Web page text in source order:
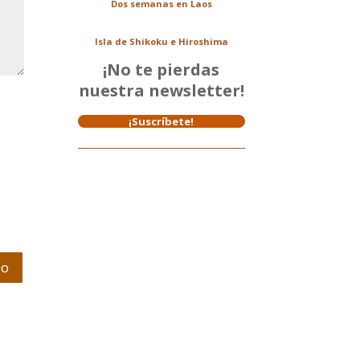
Dos semanas en Laos
Isla de Shikoku e Hiroshima
¡No te pierdas
nuestra newsletter!
¡Suscríbete!